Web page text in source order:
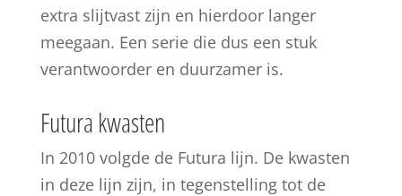
extra slijtvast zijn en hierdoor langer
meegaan. Een serie die dus een stuk
verantwoorder en duurzamer is.
Futura kwasten
In 2010 volgde de Futura lijn. De kwasten
in deze lijn zijn, in tegenstelling tot de